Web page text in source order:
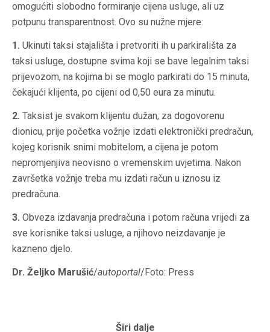
omogućiti slobodno formiranje cijena usluge, ali uz
potpunu transparentnost. Ovo su nužne mjere:
1. Ukinuti taksi stajališta i pretvoriti ih u parkirališta za
taksi usluge, dostupne svima koji se bave legalnim taksi
prijevozom, na kojima bi se moglo parkirati do 15 minuta,
čekajući klijenta, po cijeni od 0,50 eura za minutu.
2. Taksist je svakom klijentu dužan, za dogovorenu
dionicu, prije početka vožnje izdati elektronički predračun,
kojeg korisnik snimi mobitelom, a cijena je potom
nepromjenjiva neovisno o vremenskim uvjetima. Nakon
završetka vožnje treba mu izdati račun u iznosu iz
predračuna.
3. Obveza izdavanja predračuna i potom računa vrijedi za
sve korisnike taksi usluge, a njihovo neizdavanje je
kazneno djelo.
Dr. Željko Marušić/autoportal/Foto: Press
Širi dalje